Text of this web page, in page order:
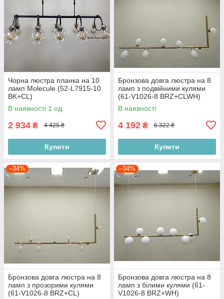
Чорна люстра планка на 10
ламп Molecule (52-L7915-10
BK+CL)
В наявності 1 од.
2 934 ₴ 4 425 ₴
Купити
Бронзова довга люстра на 8
ламп з подвійними кулями
(61-V1026-8 BRZ+CLWH)
В наявності
4 192 ₴ 6 322 ₴
Купити
–34%
Бронзова довга люстра на 8
ламп з прозорими кулями
(61-V1026-8 BRZ+CL)
–34%
Бронзова довга люстра на 8
ламп з білими кулями (61-
V1026-8 BRZ+WH)